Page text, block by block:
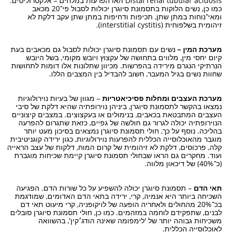
כמו כן, נשים הלוקות בתסמונת סיוגרן יכולות לסבול פי־20 מכאב
ומאי־נוחות במתן שתן, תכיפות ודחיפות במתן שתן עקב דלקת לא
זיהומית בשלפוחית (interstitial cystitis).
מערכת המין – נשים עם תסמונת סיוגרן יכולות לסבול גם מכאבים בעת
קיום יחסי מין, מלווים בתחושה של עקצוץ ויובש מקומי, בשל היובש
הנרתיקי הנגרם מירידה בהפרשות. מכיוון שתלונות אלו דומות לתחושות
שחוות נשים בגיל המעבר, חשוב להבדיל בין המצבים הללו.
מערכת העצבים ומחלות פסיכיאטריות – מגוון של בעיות נוירולוגיות
נמצאו בהקשר לתסמונת סיוגרן, ביניהן נוירופתיה שהיא דלקת של סיבי
העצבים המתבטאת בכאבים, בנימולים או בעקצוצים. במצבים קיצוניים
הנוירופתיה יכולה לגרור גם חולשה של גפיים, כזאת שתגרום להפרעה
בהליכה. נוסף על כך, חולי תסמונת סיוגרן נמצאים בסיכון מעט יותר
מוגבר מהאוכלוסייה הכללית להפרעות נוירולוגיות, כגון ירידה קוגניטיבית
קלה, פרכוסים, דלקת לא זיהומית של קרום המוח, דלקות של עצב הראייה
ועוד. מחקרים גם הראו שבחולי תסמונת סיוגרן קיימת שכיחות מוגברת
(כ־40%) של דיכאון מלווה.
תאי הדם – תסמונת סיוגרן יכולה להשפיע על כל שורות הדם. הפגיעה
השכיחה ביותר היא אנמיה, קרי, ירידה בתאי הדם האדומים, שמודגמת
בכ־20% מהחולים ולאחריה הופעה של לויקופניה, קרי מיעוט תאי דם
לבנים, שתפקידם לוחמה במזהמים. כמו כן, חולי תסמונת סיוגרן סובלים
משכיחות גבוהה יותר של 'לימפומה שאינה הודג׳קין', בהשוואה
לאוכלוסייה הכללית.